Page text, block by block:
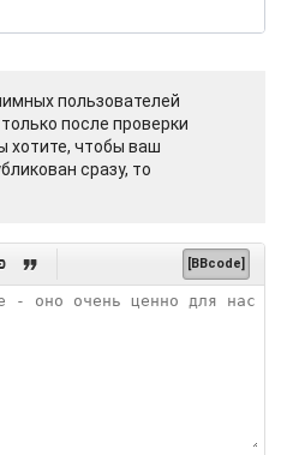
пользователей
после проверки
хотите, чтобы ваш
сразу, то
 [BBcode]